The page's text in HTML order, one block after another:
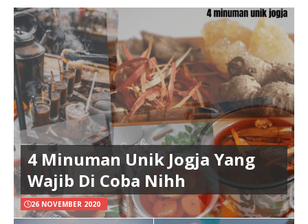
4 Minuman Unik Jogja Yang
Wajib Di Coba Nihh
26 NOVEMBER 2020